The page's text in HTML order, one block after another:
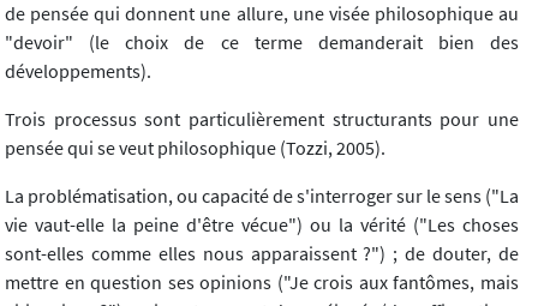
de pensée qui donnent une allure, une visée philosophique au
"devoir" (le choix de ce terme demanderait bien des
développements).
Trois processus sont particulièrement structurants pour une
pensée qui se veut philosophique (Tozzi, 2005).
La problématisation, ou capacité de s'interroger sur le sens ("La
vie vaut-elle la peine d'être vécue") ou la vérité ("Les choses
sont-elles comme elles nous apparaissent ?") ; de douter, de
mettre en question ses opinions ("Je crois aux fantômes, mais